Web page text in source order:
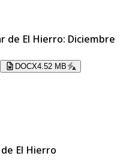
de El Hierro: Diciembre
DOCX4.52 MB
El Hierro